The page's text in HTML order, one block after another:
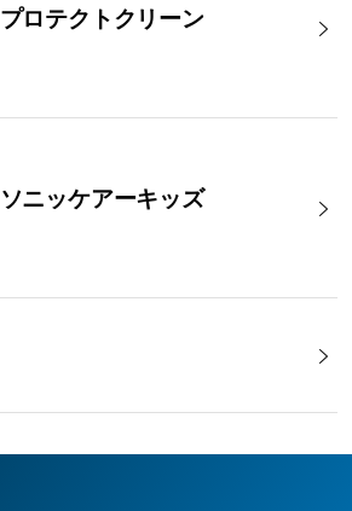
プロテクトクリーン
ソニッケアーキッズ